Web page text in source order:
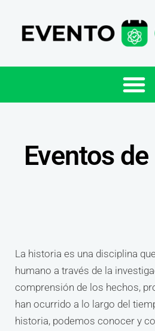
Eventos
La historia es una disciplina
humano a través de la
comprensión de los hechos,
han ocurrido a lo largo del
historia, podemos conocer y